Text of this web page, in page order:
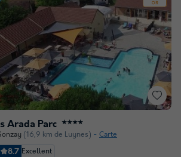
Arada Parc ★★★★
(16,9 km de Luynes) Carte
8.7 Excellent